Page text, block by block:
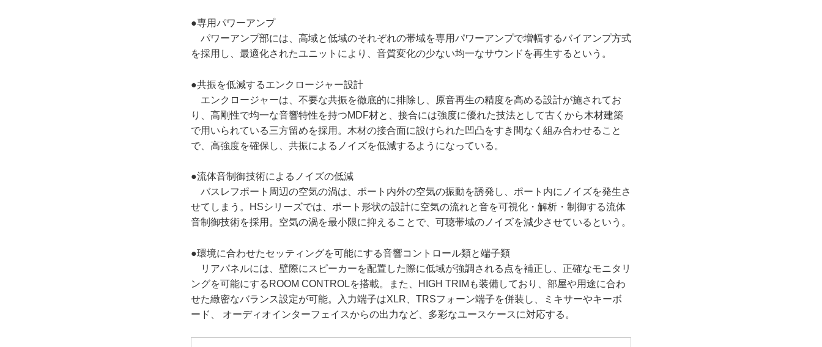
●専用パワーアンプ
パワーアンプ部には、高域と低域のそれぞれの帯域を専用パワーアンプで増幅するバイアンプ方式
を採用し、最適化されたユニットにより、音質変化の少ない均一なサウンドを再生するという。
●共振を低減するエンクロージャー設計
エンクロージャーは、不要な共振を徹底的に排除し、原音再生の精度を高める設計が施されてお
り、高剛性で均一な音響特性を持つMDF材と、接合には強度に優れた技法として古くから木材建築
で用いられている三方留めを採用。木材の接合面に設けられた凹凸をすき間なく組み合わせること
で、高強度を確保し、共振によるノイズを低減するようになっている。
●流体音制御技術によるノイズの低減
バスレフポート周辺の空気の渦は、ポート内外の空気の振動を誘発し、ポート内にノイズを発生さ
せてしまう。HSシリーズでは、ポート形状の設計に空気の流れと音を可視化・解析・制御する流体
音制御技術を採用。空気の渦を最小限に抑えることで、可聴帯域のノイズを減少させているという。
●環境に合わせたセッティングを可能にする音響コントロール類と端子類
リアパネルには、壁際にスピーカーを配置した際に低域が強調される点を補正し、正確なモニタリ
ングを可能にするROOM CONTROLを搭載。また、HIGH TRIMも装備しており、部屋や用途に合わ
せた緻密なバランス設定が可能。入力端子はXLR、TRSフォーン端子を併装し、ミキサーやキーボ
ード、 オーディオインターフェイスからの出力など、多彩なユースケースに対応する。